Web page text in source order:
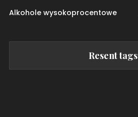
Alkohole wysokoprocentowe
Resent tags